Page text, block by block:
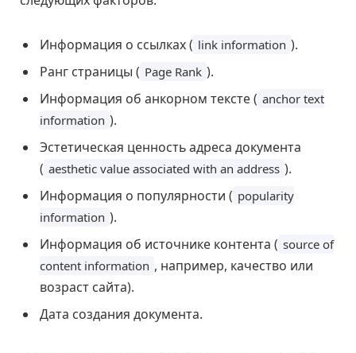
Информация о ссылках ( link information ).
Ранг страницы ( Page Rank ).
Информация об анкорном тексте ( anchor text
information ).
Эстетическая ценность адреса документа
( aesthetic value associated with an address ).
Информация о популярности ( popularity
information ).
Информация об источнике контента ( source of
content information , например, качество или
возраст сайта).
Дата создания документа.